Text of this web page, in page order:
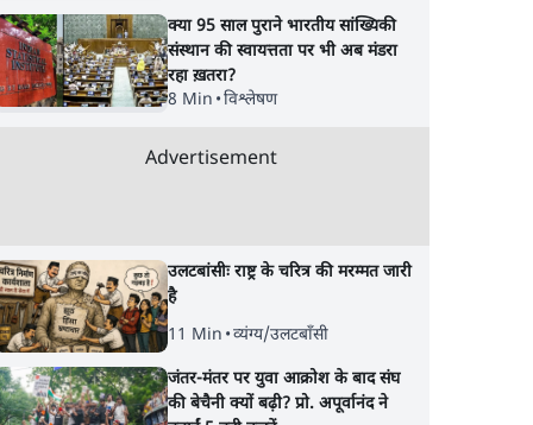
क्या 95 साल पुराने भारतीय सांख्यिकी
संस्थान की स्वायत्तता पर भी अब मंडरा
रहा ख़तरा?
8 Min •विश्लेषण
Advertisement
उलटबांसीः राष्ट्र के चरित्र की मरम्मत जारी
है
11 Min •व्यंग्य/उलटबाँसी
जंतर-मंतर पर युवा आक्रोश के बाद संघ
की बेचैनी क्यों बढ़ी? प्रो. अपूर्वानंद ने